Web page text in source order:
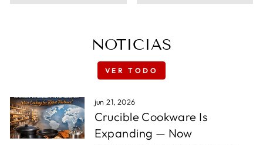
NOTICIAS
VER TODO
jun 21, 2026
Crucible Cookware Is
Expanding — Now